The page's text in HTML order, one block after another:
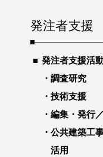
発注者支援
発注者支援活
調査研究
技術支援
編集・発行
公共建築工
活用